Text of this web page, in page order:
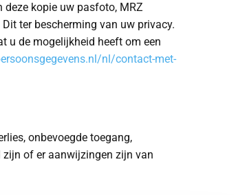
kopie uw pasfoto, MRZ
ter bescherming van uw privacy.
u de mogelijkheid heeft om een
nl/contact-met-
onbevoegde toegang,
of er aanwijzingen zijn van